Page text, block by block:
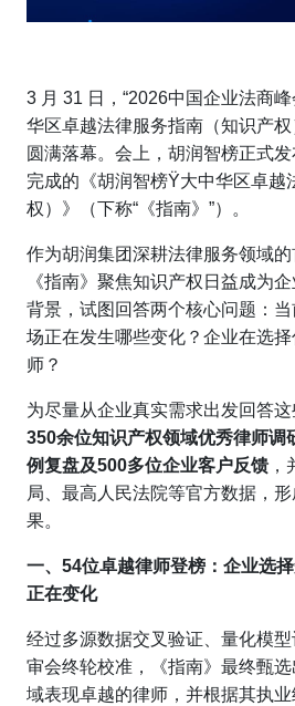
3 月 31 日，“2026中国企业法商
华区卓越法律服务指南（知识产
圆满落幕。会上，胡润智榜正式
完成的《胡润智榜Ÿ大中华区卓越
权）》（下称“《指南》”）。
作为胡润集团深耕法律服务领域的
《指南》聚焦知识产权日益成为
背景，试图回答两个核心问题：
场正在发生哪些变化？企业在选
师？
为尽量从企业真实需求出发回答
350余位知识产权领域优秀律师调
例复盘及500多位企业客户反馈
局、最高人民法院等官方数据，
果。
一、54位卓越律师登榜：企业选
正在变化
经过多源数据交叉验证、量化模
审会终轮校准，《指南》最终甄
域表现卓越的律师，并根据其执